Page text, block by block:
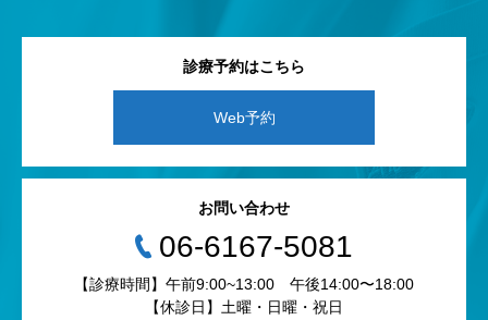
診療予約はこちら
Web予約
お問い合わせ
‭06-6167-5081‬
【診療時間】午前9:00~13:00 午後14:00〜18:00
【休診日】土曜・日曜・祝日